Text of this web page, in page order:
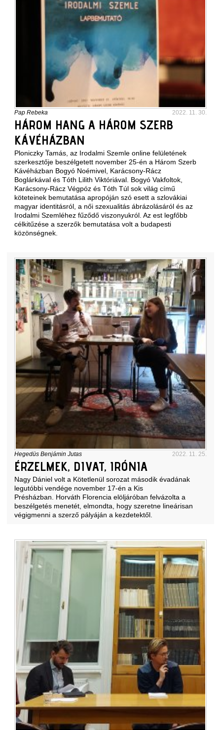
Pap Rebeka 2022. 11. 30.
HÁROM HANG A HÁROM SZERB
KÁVÉHÁZBAN
Ploniczky Tamás, az Irodalmi Szemle online felületének
szerkesztője beszélgetett november 25-én a Három Szerb
Kávéházban Bogyó Noémivel, Karácsony-Rácz
Boglárkával és Tóth Lilith Viktóriával. Bogyó Vakfoltok,
Karácsony-Rácz Végpóz és Tóth Túl sok világ című
köteteinek bemutatása apropóján szó esett a szlovákiai
magyar identitásról, a női szexualitás ábrázolásáról és az
Irodalmi Szemléhez fűződő viszonyukról. Az est legfőbb
célkitűzése a szerzők bemutatása volt a budapesti
közönségnek.
Hegedüs Benjámin Jutas 2022. 11. 25.
ÉRZELMEK, DIVAT, IRÓNIA
Nagy Dániel volt a Kötetlenül sorozat második évadának
legutóbbi vendége november 17-én a Kis
Présházban. Horváth Florencia elöljáróban felvázolta a
beszélgetés menetét, elmondta, hogy szeretne lineárisan
végigmenni a szerző pályáján a kezdetektől.